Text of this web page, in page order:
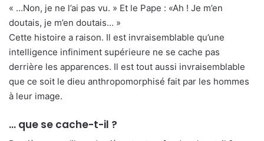
« …Non, je ne l’ai pas vu. » Et le Pape : «Ah ! Je m’en
doutais, je m’en doutais… »
Cette histoire a raison. Il est invraisemblable qu’une
intelligence infiniment supérieure ne se cache pas
derrière les apparences. Il est tout aussi invraisemblable
que ce soit le dieu anthropomorphisé fait par les hommes
à leur image.
… que se cache-t-il ?